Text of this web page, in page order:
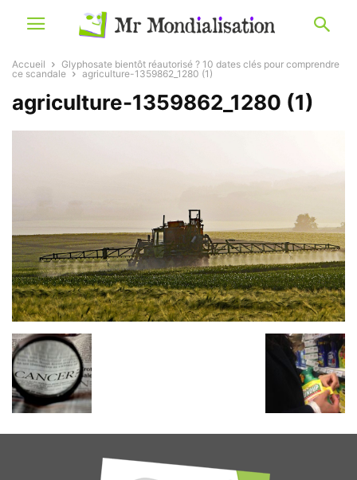
Accueil
Glyphosate bientôt réautorisé ? 10 dates clés pour comprendre
ce scandale
agriculture-1359862_1280 (1)
agriculture-1359862_1280 (1)